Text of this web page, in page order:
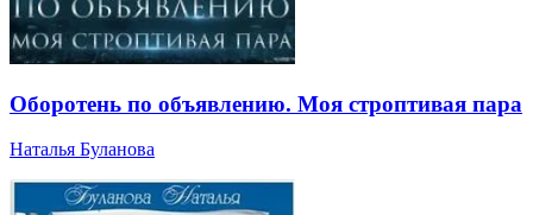
Оборотень по объявлению. Моя строптивая пара
Наталья Буланова